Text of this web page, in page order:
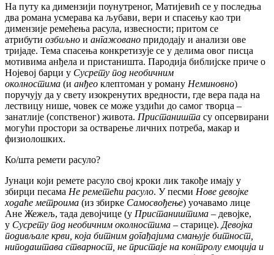
На путу ка димензији поунутреног, Матијевић се у последња
два романа усмерава ка љубави, вери и спасењу као три
димензије ремећења расула, извесности; притом се
атрибути озбиљно и ангажовано придодају и анализи ове
тријаде. Тема спасења конкретизује се у делима овог писца
мотивима анђела и пристаништа. Пародија библијске приче о
Нојевој барци у Сусрету под необичним
околностима (и анђео клептоман у роману Неминовно)
поручују да у свету изокренутих вредности, где вера пада на
лествицу нише, човек се може уздићи до самог творца –
занатлије (сопственог) живота. Пристаништа су опсервирани
могући простори за остварење личних потреба, макар и
физиолошких.
Ко/шта ремети расуло?
Јунаци који ремете расуло свој кроки лик такође имају у
збирци песама Не реметећи расуло. У песми Нове девојке
ходаће метроима (из збирке Самосвођење) уочавамо лице
Ане Жежељ, тада девојчице (у Пристаништима – девојке,
у Сусрету под необичним околностима – старице). Девојка
подивљале крви, која битним догађајима смањује битност,
ниподаштава стварност, не пристаје на контролу емоција и